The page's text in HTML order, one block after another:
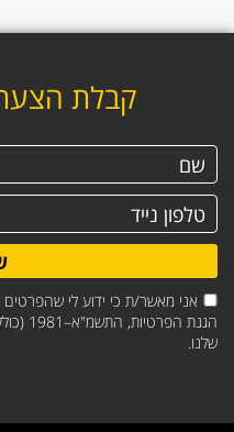
קבלת הצעת
אני מאשר/ת כי ידוע לי שהפרטים
הגנת הפרטיות, התשמ"א–1981 (כולל תיקון 13), ובהתאם ל
שלנו.